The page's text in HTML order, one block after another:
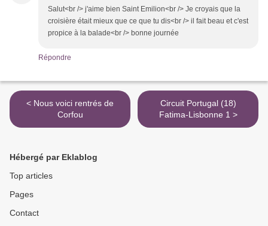
Salut<br /> j'aime bien Saint Emilion<br /> Je croyais que la
croisière était mieux que ce que tu dis<br /> il fait beau et c'est
propice à la balade<br /> bonne journée
Répondre
< Nous voici rentrés de
Corfou
Circuit Portugal (18)
Fatima-Lisbonne 1 >
Hébergé par Eklablog
Top articles
Pages
Contact